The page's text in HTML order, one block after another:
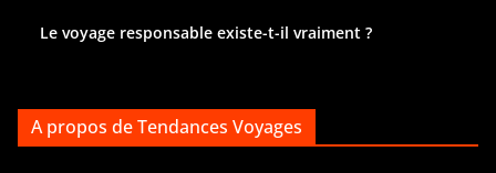
Le voyage responsable existe-t-il vraiment ?
A propos de Tendances Voyages